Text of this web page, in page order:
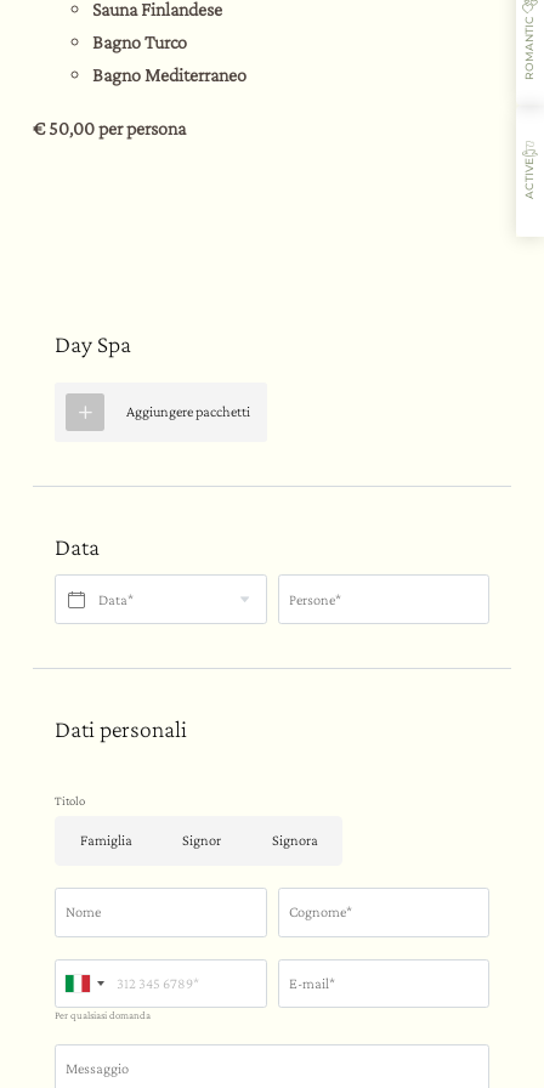
L’ospitalità
I sapori
Le attività
Il ristorante
Sauna Finlandese
Bagno Turco
Bagno Mediterraneo
€ 50,00 per persona
Day Spa
Aggiungere pacchetti
Data
Data* Persone*
Dati personali
Titolo
Famiglia Signor Signora
Nome Cognome*
Per qualsiasi domanda
E-mail*
Messaggio
ROMANTIC
ACTIVE